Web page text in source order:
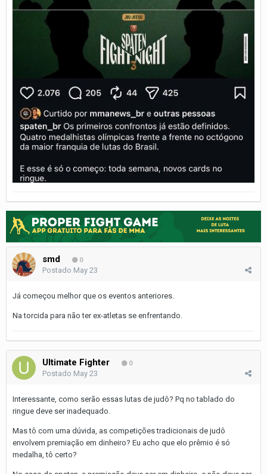
smd 0
Postado May 23
Já começou melhor que os eventos anteriores.
Na torcida para não ter ex-atletas se enfrentando.
Ultimate Fighter 0
Postado May 23
Interessante, como serão essas lutas de judô? Pq no tablado do
ringue deve ser inadequado.
Mas tô com uma dúvida, as competições tradicionais de judô
envolvem premiação em dinheiro? Eu acho que elo prêmio é só
medalha, tô certo?